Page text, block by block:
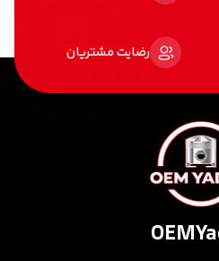
رضایت مشتریان